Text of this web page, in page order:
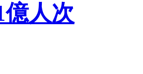
人次